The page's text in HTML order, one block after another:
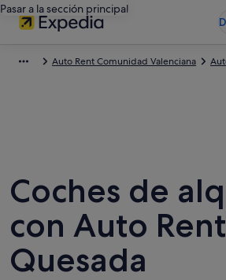
Pasar a la sección principal
Auto Rent Comunidad Valenciana
Coches de
con Auto
Quesada